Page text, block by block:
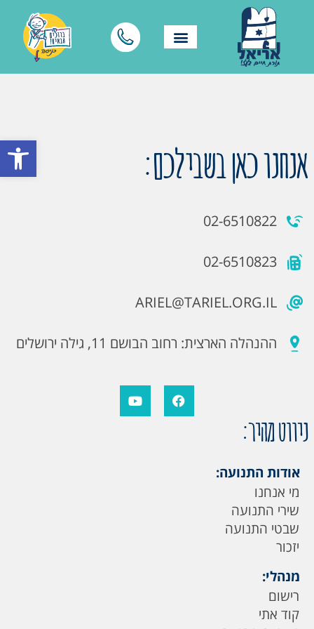
פתח אנחנו כאן בשבילכם:
02-6510822
02-6510823
ARIEL@TARIEL.ORG.IL
ההנהלה הארצית: רחוב הבושם 11, גילה ירושלים
ניווט מהיר:
אודות התנועה:
מי אנחנו
שירי התנועה
שבטי התנועה
יזכור
מנהלי:
רישום
קוד אתי